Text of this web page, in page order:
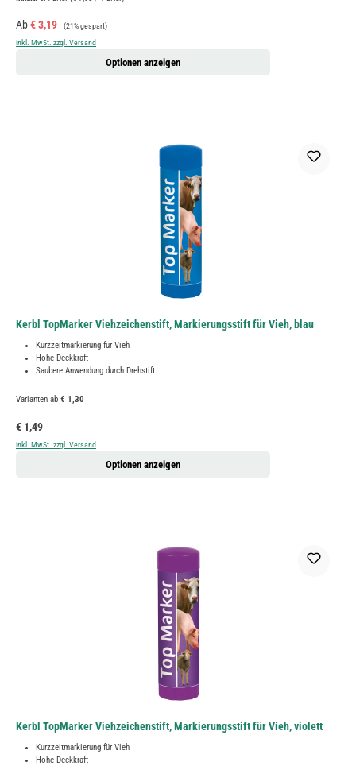
Verkaufspreis:
Ab€ 3,19 Regulärer Preis:
(21% gespart)
inkl. MwSt. zzgl. Versand
Optionen anzeigen
Kerbl TopMarker Viehzeichenstift, Markierungsstift für Vieh, blau
Kurzzeitmarkierung für Vieh
Hohe Deckkraft
Saubere Anwendung durch Drehstift
Varianten ab € 1,30
Regulärer Preis:
€ 1,49
inkl. MwSt. zzgl. Versand
Optionen anzeigen
Kerbl TopMarker Viehzeichenstift, Markierungsstift für Vieh, violett
Kurzzeitmarkierung für Vieh
Hohe Deckkraft